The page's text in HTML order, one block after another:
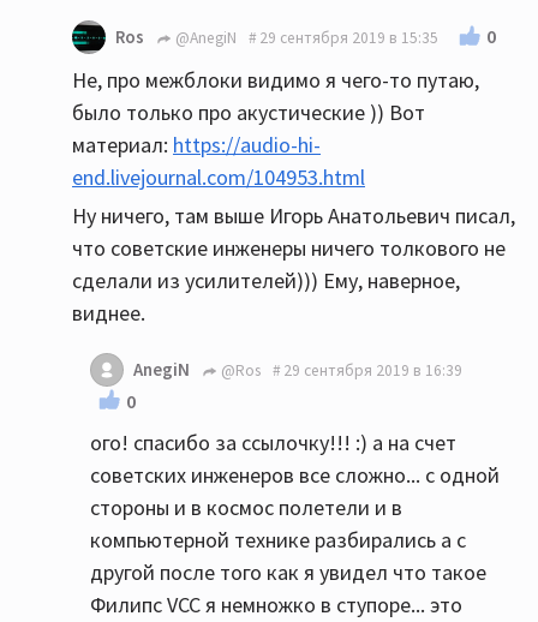
Ros @AnegiN 29 сентября 2019 в 15:35 0
Не, про межблоки видимо я чего-то путаю,
было только про акустические )) Вот
материал: https://audio-hi-
end.livejournal.com/104953.html
Ну ничего, там выше Игорь Анатольевич писал,
что советские инженеры ничего толкового не
сделали из усилителей))) Ему, наверное,
виднее.
AnegiN @Ros 29 сентября 2019 в 16:39
0
ого! спасибо за ссылочку!!! :) а на счет
советских инженеров все сложно... с одной
стороны и в космос полетели и в
компьютерной технике разбирались а с
другой после того как я увидел что такое
Филипс VCC я немножко в ступоре... это